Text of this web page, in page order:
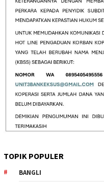
TOPIK POPULER
BANGLI